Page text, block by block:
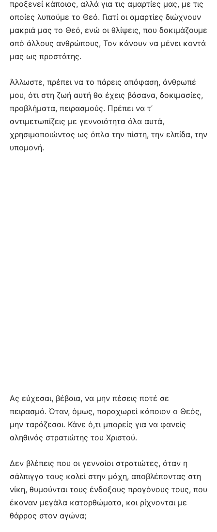
προξενεί κάποιος, αλλά για τις αμαρτίες μας, με τις
οποίες λυπούμε το Θεό. Γιατί οι αμαρτίες διώχνουν
μακριά μας το Θεό, ενώ οι θλίψεις, που δοκιμάζουμε
από άλλους ανθρώπους, Τον κάνουν να μένει κοντά
μας ως προστάτης.
Άλλωστε, πρέπει να το πάρεις απόφαση, άνθρωπέ
μου, ότι στη ζωή αυτή θα έχεις βάσανα, δοκιμασίες,
προβλήματα, πειρασμούς. Πρέπει να τ’
αντιμετωπίζεις με γενναιότητα όλα αυτά,
χρησιμοποιώντας ως όπλα την πίστη, την ελπίδα, την
υπομονή.
Ας εύχεσαι, βέβαια, να μην πέσεις ποτέ σε
πειρασμό. Όταν, όμως, παραχωρεί κάποιον ο Θεός,
μην ταράζεσαι. Κάνε ό,τι μπορείς για να φανείς
αληθινός στρατιώτης του Χριστού.
Δεν βλέπεις που οι γενναίοι στρατιώτες, όταν η
σάλπιγγα τους καλεί στην μάχη, αποβλέποντας στη
νίκη, θυμούνται τους ένδοξους προγόνους τους, που
έκαναν μεγάλα κατορθώματα, και ρίχνονται με
θάρρος στον αγώνα;